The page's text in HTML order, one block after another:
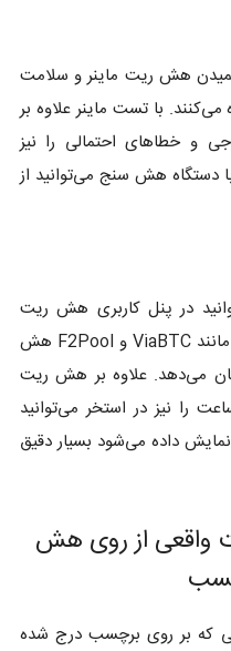
فهمیدن هش ریت ماینر و سلامت
می‌کنند. با تست ماینر علاوه بر
خطاهای احتمالی را نیز
دستگاه هش سنج می‌توانید از
در پنل کاربری هش ریت
دستگاه را مشاهده کنید. استخرهایی مانند ViaBTC و F2Pool هش
می‌دهد. علاوه بر هش ریت
ای، هش ریت میانگین 24 ساعت را نیز در استخر می‌توانید
داده می‌شود بسیار دقیق
واقعی از روی هش
که بر روی برچسب درج شده